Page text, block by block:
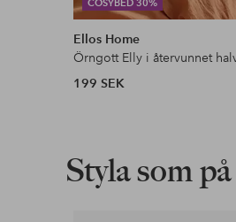
COSYBED 30%
Ellos Home
Örngott Elly i återvunnet
199 SEK
Styla som